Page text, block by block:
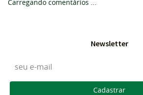
Carregando comentários ...
Newsletter
Cadastrar